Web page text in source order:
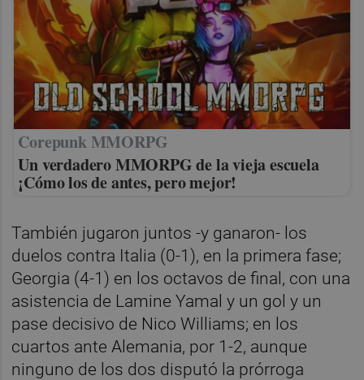
Corepunk MMORPG
Un verdadero MMORPG de la vieja escuela
¡Cómo los de antes, pero mejor!
También jugaron juntos -y ganaron- los
duelos contra Italia (0-1), en la primera fase;
Georgia (4-1) en los octavos de final, con una
asistencia de Lamine Yamal y un gol y un
pase decisivo de Nico Williams; en los
cuartos ante Alemania, por 1-2, aunque
ninguno de los dos disputó la prórroga